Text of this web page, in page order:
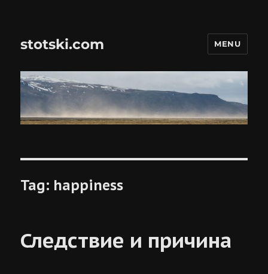
stotski.com MENU
Tag: happiness
Следствие и причина